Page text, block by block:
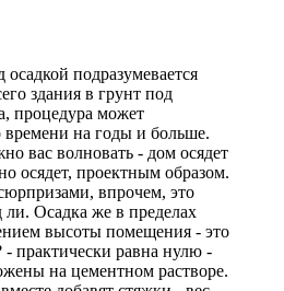
осадкой подразумевается
здания в грунт под
процедура может
времени на годы и больше.
вас волновать - дом осядет
осядет, проектным образом.
впрочем, это
ли. Осадка же в пределах
высоты помещения - это
- практически равна нулю -
на цементном растворе.